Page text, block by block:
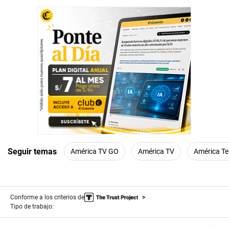
Seguir temas América TV GO América TV América
Conforme a los criterios de
Tipo de trabajo: